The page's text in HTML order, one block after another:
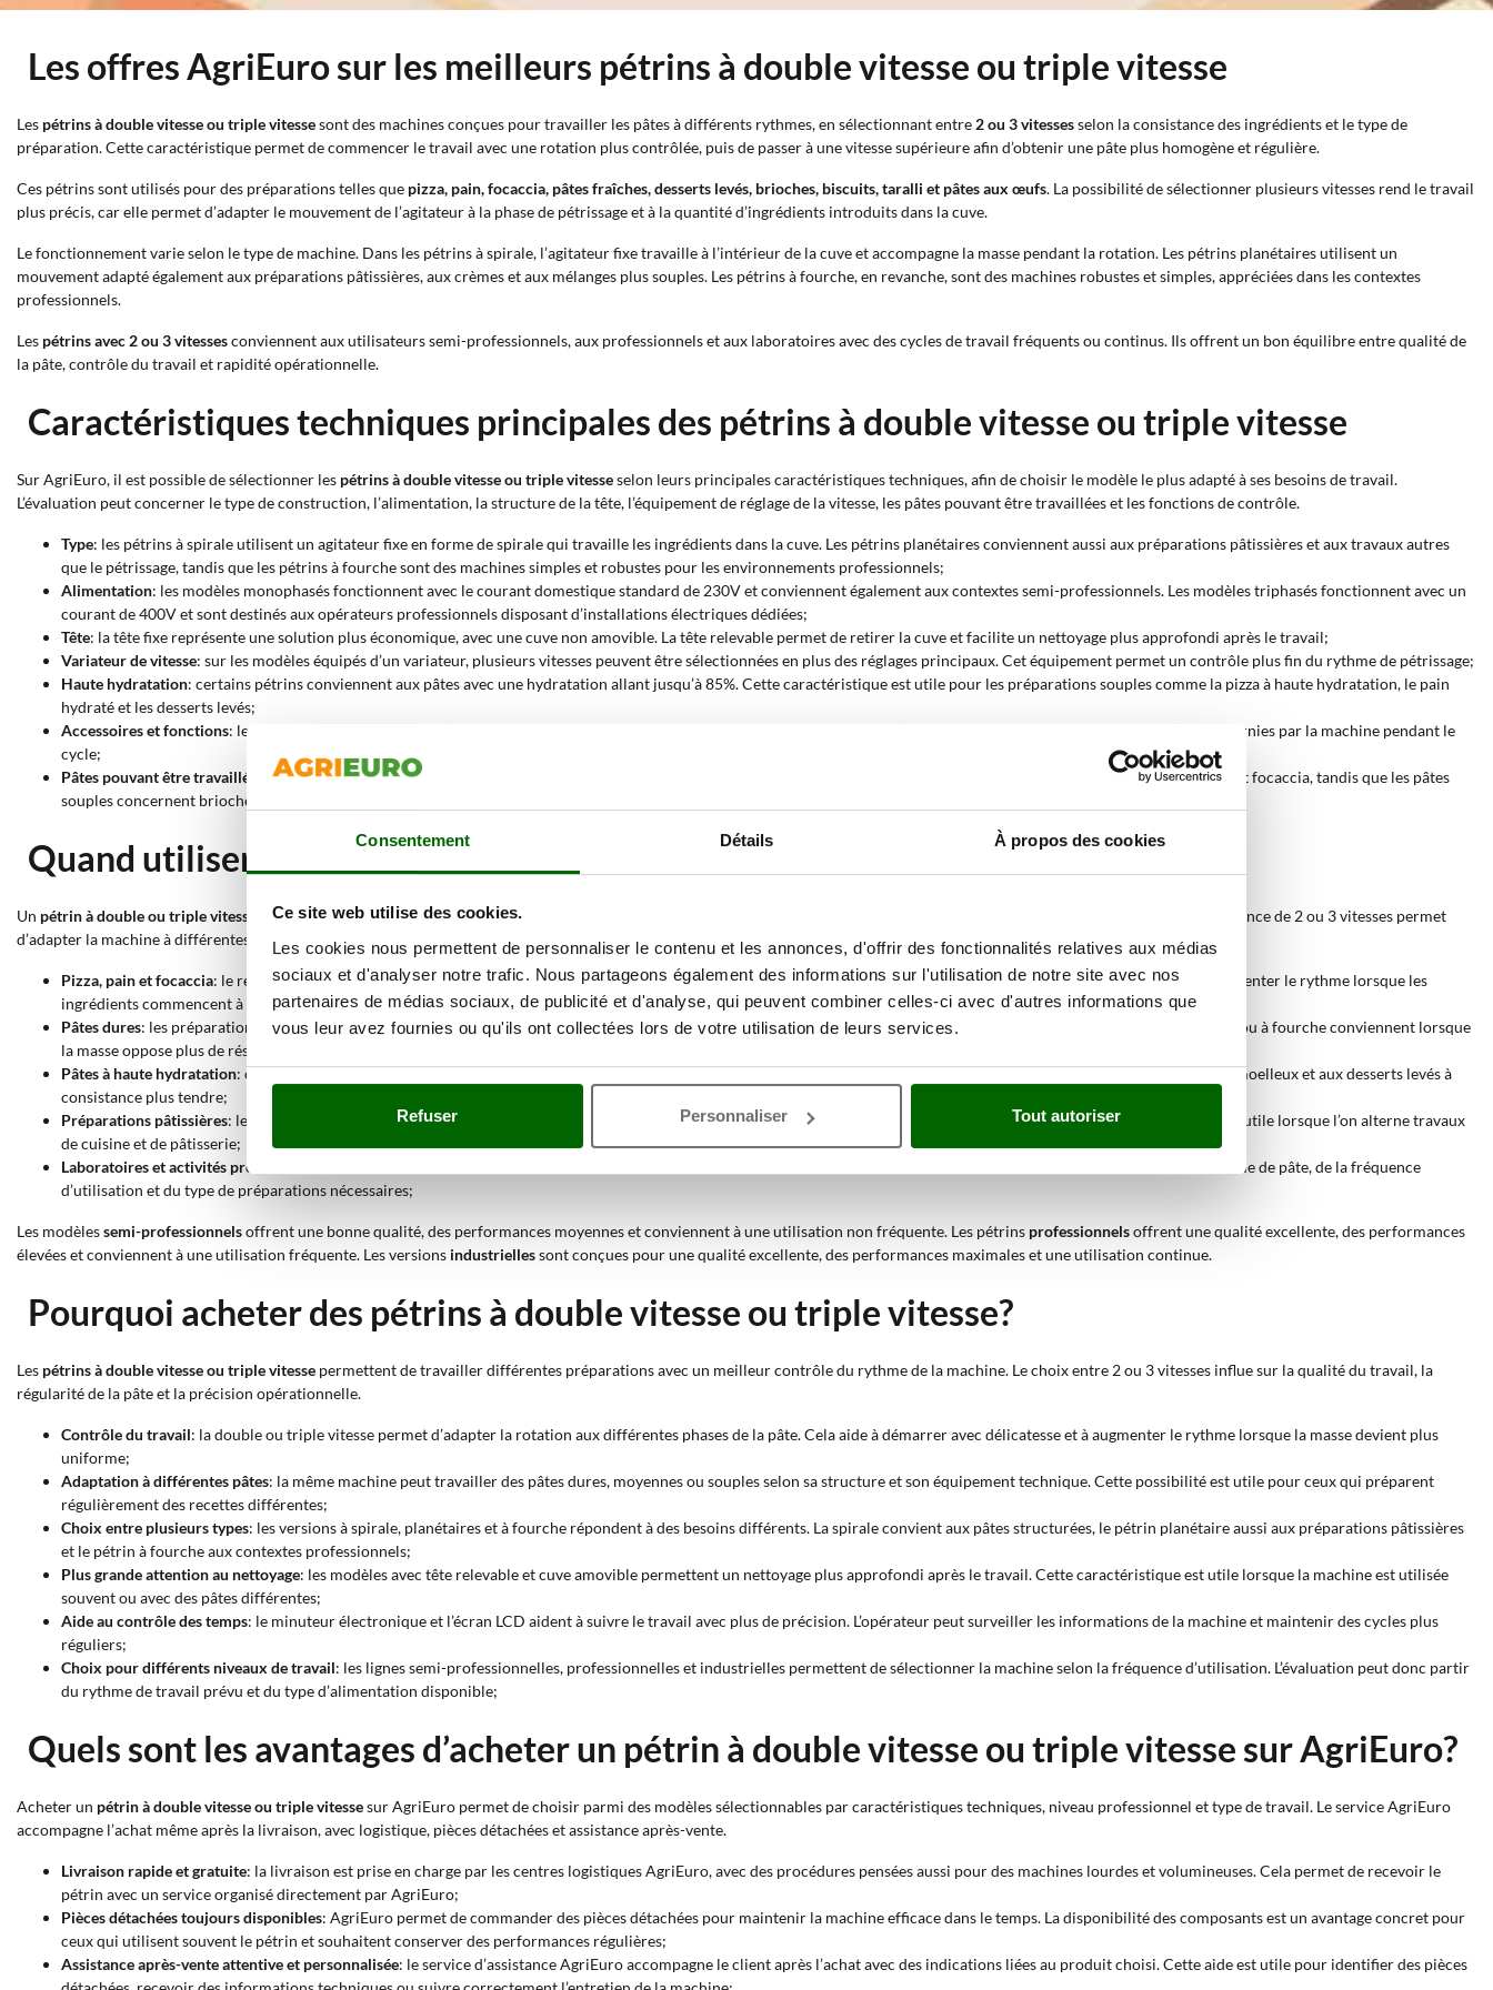
Consentement Détails À propos des cookies
Ce site web utilise des cookies.
Les cookies nous permettent de personnaliser le contenu et les annonces, d'offrir des fonctionnalités relatives aux médias
sociaux et d'analyser notre trafic. Nous partageons également des informations sur l'utilisation de notre site avec nos
partenaires de médias sociaux, de publicité et d'analyse, qui peuvent combiner celles-ci avec d'autres informations que
vous leur avez fournies ou qu'ils ont collectées lors de votre utilisation de leurs services.
Refuser Personnaliser Tout autoriser
Les offres AgriEuro sur les meilleurs pétrins à double vitesse ou triple vitesse
Les pétrins à double vitesse ou triple vitessesont des machines conçues pour travailler les pâtes à différents rythmes, en sélectionnant entre 2 ou 3 vitessesselon la consistance des ingrédients et le type de
préparation. Cette caractéristique permet de commencer le travail avec une rotation plus contrôlée, puis de passer à une vitesse supérieure afin d’obtenir une pâte plus homogène et régulière.
Ces pétrins sont utilisés pour des préparations telles que pizza, pain, focaccia, pâtes fraîches, desserts levés, brioches, biscuits, taralli et pâtes aux œufs. La possibilité de sélectionner plusieurs vitesses rend le travail
plus précis, car elle permet d’adapter le mouvement de l’agitateur à la phase de pétrissage et à la quantité d’ingrédients introduits dans la cuve.
Le fonctionnement varie selon le type de machine. Dans les pétrins à spirale, l’agitateur fixe travaille à l’intérieur de la cuve et accompagne la masse pendant la rotation. Les pétrins planétaires utilisent un
mouvement adapté également aux préparations pâtissières, aux crèmes et aux mélanges plus souples. Les pétrins à fourche, en revanche, sont des machines robustes et simples, appréciées dans les contextes
professionnels.
Les pétrins avec 2 ou 3 vitessesconviennent aux utilisateurs semi-professionnels, aux professionnels et aux laboratoires avec des cycles de travail fréquents ou continus. Ils offrent un bon équilibre entre qualité de
la pâte, contrôle du travail et rapidité opérationnelle.
Caractéristiques techniques principales des pétrins à double vitesse ou triple vitesse
Sur AgriEuro, il est possible de sélectionner les pétrins à double vitesse ou triple vitesseselon leurs principales caractéristiques techniques, afin de choisir le modèle le plus adapté à ses besoins de travail.
L’évaluation peut concerner le type de construction, l’alimentation, la structure de la tête, l’équipement de réglage de la vitesse, les pâtes pouvant être travaillées et les fonctions de contrôle.
Type: les pétrins à spirale utilisent un agitateur fixe en forme de spirale qui travaille les ingrédients dans la cuve. Les pétrins planétaires conviennent aussi aux préparations pâtissières et aux travaux autres
que le pétrissage, tandis que les pétrins à fourche sont des machines simples et robustes pour les environnements professionnels;
Alimentation: les modèles monophasés fonctionnent avec le courant domestique standard de 230V et conviennent également aux contextes semi-professionnels. Les modèles triphasés fonctionnent avec un
courant de 400V et sont destinés aux opérateurs professionnels disposant d’installations électriques dédiées;
Tête: la tête fixe représente une solution plus économique, avec une cuve non amovible. La tête relevable permet de retirer la cuve et facilite un nettoyage plus approfondi après le travail;
Variateur de vitesse: sur les modèles équipés d’un variateur, plusieurs vitesses peuvent être sélectionnées en plus des réglages principaux. Cet équipement permet un contrôle plus fin du rythme de pétrissage;
Haute hydratation: certains pétrins conviennent aux pâtes avec une hydratation allant jusqu’à 85%. Cette caractéristique est utile pour les préparations souples comme la pizza à haute hydratation, le pain
hydraté et les desserts levés;
Accessoires et fonctions: le minuteur électronique aide l’opérateur à contrôler les temps de travail avec plus de précision. L’écran LCD facilite la lecture des informations fournies par la machine pendant le
cycle;
Pâtes pouvant être travaillées
: les pâtes dures comprennent gressins, piadina, taralli, biscuits, pâtes fraîches et pâtes aux œufs. Les pâtes moyennes comprennent pizza, pain et focaccia, tandis que les pâtes
souples concernent brioches, gnocchis, pandoro, desserts levés et préparations à haute hydratation;
Quand utiliser un pétrin à double vitesse ou triple vitesse?
Un pétrin à double ou triple vitesse
convient lorsque le travail exige du contrôle dans les premières phases et une intensité supérieure pendant le développement de la pâte. La présence de 2 ou 3 vitesses permet
d’adapter la machine à différentes consistances, des mélanges plus compacts aux pâtes souples et hydratées.
Pizza, pain et focaccia: le réglage de la vitesse aide à travailler les pâtes moyennes avec plus de continuité. La machine peut commencer avec un mouvement plus lent et augmenter le rythme lorsque les
ingrédients commencent à se lier;
Pâtes dures: les préparations comme les gressins, taralli, piadina, biscuits et pâtes fraîches nécessitent une structure solide et un mouvement constant. Les versions à spirale ou à fourche conviennent lorsque
la masse oppose plus de résistance;
Pâtes à haute hydratation: certains pétrins permettent de travailler des pâtes avec une hydratation allant jusqu’à 85%. Ils conviennent à la pizza à haute hydratation, au pain moelleux et aux desserts levés à
consistance plus tendre;
Préparations pâtissières: les pétrins planétaires conviennent également aux mélanges pour desserts, crèmes et préparations différentes des pâtes traditionnelles. Ce type est utile lorsque l’on alterne travaux
de cuisine et de pâtisserie;
Laboratoires et activités professionnelles
: les versions triphasées, professionnelles ou industrielles conviennent aux travaux fréquents ou continus. Le choix dépend du volume de pâte, de la fréquence
d’utilisation et du type de préparations nécessaires;
Les modèlessemi-professionnelsoffrent une bonne qualité, des performances moyennes et conviennent à une utilisation non fréquente. Les pétrins professionnelsoffrent une qualité excellente, des performances
élevées et conviennent à une utilisation fréquente. Les versions industriellessont conçues pour une qualité excellente, des performances maximales et une utilisation continue.
Pourquoi acheter des pétrins à double vitesse ou triple vitesse?
Les pétrins à double vitesse ou triple vitesse permettent de travailler différentes préparations avec un meilleur contrôle du rythme de la machine. Le choix entre 2 ou 3 vitesses influe sur la qualité du travail, la
régularité de la pâte et la précision opérationnelle.
Contrôle du travail: la double ou triple vitesse permet d’adapter la rotation aux différentes phases de la pâte. Cela aide à démarrer avec délicatesse et à augmenter le rythme lorsque la masse devient plus
uniforme;
Adaptation à différentes pâtes: la même machine peut travailler des pâtes dures, moyennes ou souples selon sa structure et son équipement technique. Cette possibilité est utile pour ceux qui préparent
régulièrement des recettes différentes;
Choix entre plusieurs types: les versions à spirale, planétaires et à fourche répondent à des besoins différents. La spirale convient aux pâtes structurées, le pétrin planétaire aussi aux préparations pâtissières
et le pétrin à fourche aux contextes professionnels;
Plus grande attention au nettoyage: les modèles avec tête relevable et cuve amovible permettent un nettoyage plus approfondi après le travail. Cette caractéristique est utile lorsque la machine est utilisée
souvent ou avec des pâtes différentes;
Aide au contrôle des temps: le minuteur électronique et l’écran LCD aident à suivre le travail avec plus de précision. L’opérateur peut surveiller les informations de la machine et maintenir des cycles plus
réguliers;
Choix pour différents niveaux de travail: les lignes semi-professionnelles, professionnelles et industrielles permettent de sélectionner la machine selon la fréquence d’utilisation. L’évaluation peut donc partir
du rythme de travail prévu et du type d’alimentation disponible;
Quels sont les avantages d’acheter un pétrin à double vitesse ou triple vitesse sur AgriEuro?
Acheter un pétrin à double vitesse ou triple vitessesur AgriEuro permet de choisir parmi des modèles sélectionnables par caractéristiques techniques, niveau professionnel et type de travail. Le service AgriEuro
accompagne l’achat même après la livraison, avec logistique, pièces détachées et assistance après-vente.
Livraison rapide et gratuite: la livraison est prise en charge par les centres logistiques AgriEuro, avec des procédures pensées aussi pour des machines lourdes et volumineuses. Cela permet de recevoir le
pétrin avec un service organisé directement par AgriEuro;
Pièces détachées toujours disponibles: AgriEuro permet de commander des pièces détachées pour maintenir la machine efficace dans le temps. La disponibilité des composants est un avantage concret pour
ceux qui utilisent souvent le pétrin et souhaitent conserver des performances régulières;
Assistance après-vente attentive et personnalisée: le service d’assistance AgriEuro accompagne le client après l’achat avec des indications liées au produit choisi. Cette aide est utile pour identifier des pièces